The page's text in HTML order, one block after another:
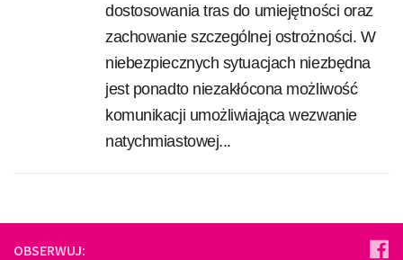
dostosowania tras do umiejętności oraz
zachowanie szczególnej ostrożności. W
niebezpiecznych sytuacjach niezbędna
jest ponadto niezakłócona możliwość
komunikacji umożliwiająca wezwanie
natychmiastowej...
OBSERWUJ: